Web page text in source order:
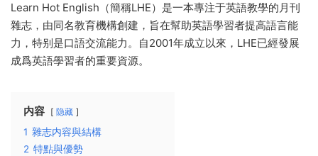
Learn Hot English（簡稱LHE）是一本專注于英語教學的月刊
雜志，由同名教育機構創建，旨在幫助英語學習者提高語言能
力，特别是口語交流能力。自2001年成立以來，LHE已經發展
成爲英語學習者的重要資源。
内容 隐藏
1 雜志内容與結構
2 特點與優勢